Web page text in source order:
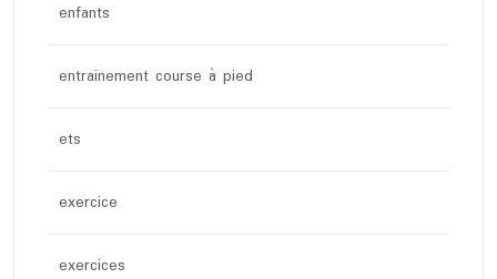
enfants
entrainement course à pied
ets
exercice
exercices